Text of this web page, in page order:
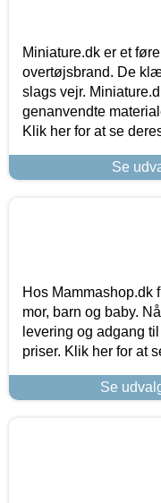
Miniature.dk er et
overtøjsbrand. De
slags vejr.
genanvendte
Klik her for at se
Se
Hos Mammashop.dk
mor, barn og baby.
levering og adgang
priser. Klik her for at
Se